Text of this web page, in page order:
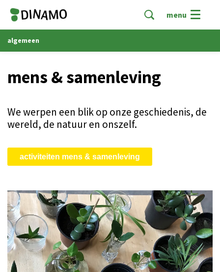
menu
algemeen
mens & samenleving
We werpen een blik op onze geschiedenis, de
wereld, de natuur en onszelf.
activiteiten mens & samenleving